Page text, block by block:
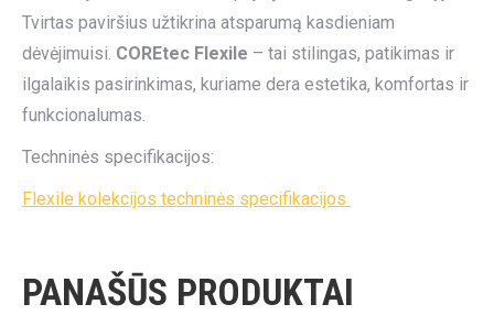
Tvirtas paviršius užtikrina atsparumą kasdieniam
dėvėjimuisi. COREtec Flexile – tai stilingas, patikimas ir
ilgalaikis pasirinkimas, kuriame dera estetika, komfortas ir
funkcionalumas.
Techninės specifikacijos:
Flexile kolekcijos techninės specifikacijos
PANAŠŪS PRODUKTAI